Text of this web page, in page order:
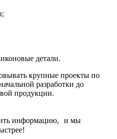
детали.
крупные проекты по
разработки до
продукции.
информацию, и мы